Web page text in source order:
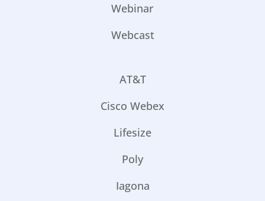
Webinar
Webcast
AT&T
Cisco Webex
Lifesize
Poly
Iagona